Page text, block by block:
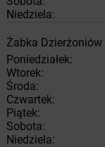
Niedziela:
Żabka Dzierżoniów
Poniedziałek:
Wtorek:
Środa:
Czwartek:
Piątek:
Sobota:
Niedziela: